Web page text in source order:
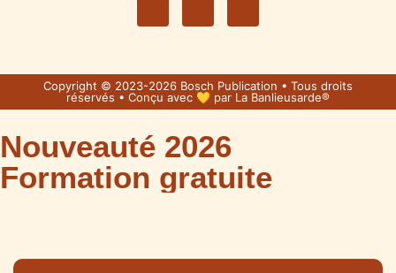
Copyright © 2023-2026 Bosch Publication • Tous droits
réservés • Conçu avec 💛 par La Banlieusarde®
Nouveauté 2026
Formation gratuite